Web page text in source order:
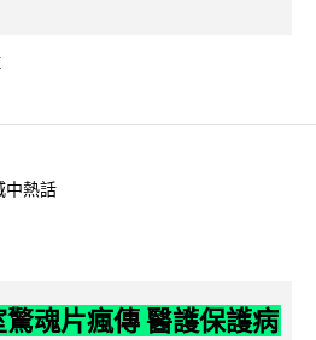
中熱話
魂片瘋傳 醫護保護病